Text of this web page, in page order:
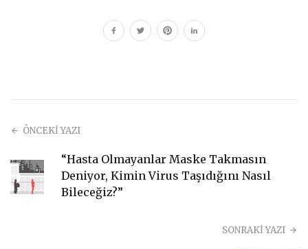
ÖNCEKİ YAZI
“Hasta Olmayanlar Maske Takmasın
Deniyor, Kimin Virus Taşıdığını Nasıl
Bileceğiz?”
SONRAKİ YAZI